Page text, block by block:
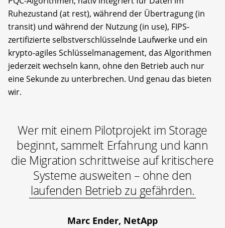
Ruhezustand (at rest), während der Übertragung (in
transit) und während der Nutzung (in use), FIPS-
zertifizierte selbstverschlüsselnde Laufwerke und ein
krypto-agiles Schlüsselmanagement, das Algorithmen
jederzeit wechseln kann, ohne den Betrieb auch nur
eine Sekunde zu unterbrechen. Und genau das bieten
wir.
Wer mit einem Pilotprojekt im Storage
beginnt, sammelt Erfahrung und kann
die Migration schrittweise auf kritischere
Systeme ausweiten – ohne den
laufenden Betrieb zu gefährden.
Marc Ender, NetApp